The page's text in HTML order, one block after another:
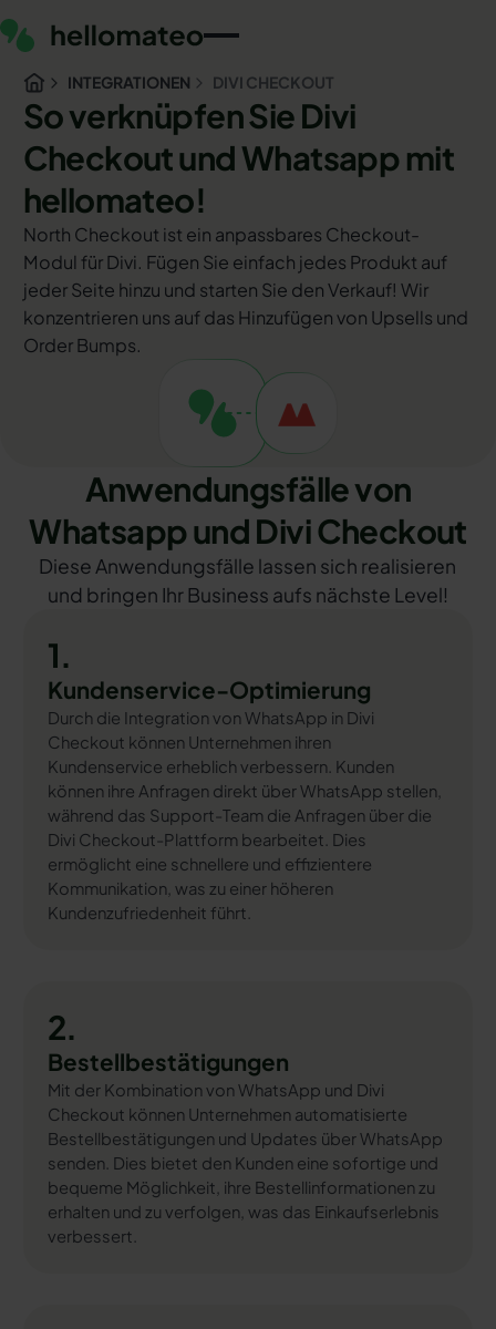
INTEGRATIONEN DIVI CHECKOUT
So verknüpfen Sie Divi
Checkout und Whatsapp mit
hellomateo!
North Checkout ist ein anpassbares Checkout-
Modul für Divi. Fügen Sie einfach jedes Produkt auf
jeder Seite hinzu und starten Sie den Verkauf! Wir
konzentrieren uns auf das Hinzufügen von Upsells und
Order Bumps.
Anwendungsfälle von
Whatsapp und Divi Checkout
Diese Anwendungsfälle lassen sich realisieren
und bringen Ihr Business aufs nächste Level!
1.
Kundenservice-Optimierung
Durch die Integration von WhatsApp in Divi
Checkout können Unternehmen ihren
Kundenservice erheblich verbessern. Kunden
können ihre Anfragen direkt über WhatsApp stellen,
während das Support-Team die Anfragen über die
Divi Checkout-Plattform bearbeitet. Dies
ermöglicht eine schnellere und effizientere
Kommunikation, was zu einer höheren
Kundenzufriedenheit führt.
2.
Bestellbestätigungen
Mit der Kombination von WhatsApp und Divi
Checkout können Unternehmen automatisierte
Bestellbestätigungen und Updates über WhatsApp
senden. Dies bietet den Kunden eine sofortige und
bequeme Möglichkeit, ihre Bestellinformationen zu
erhalten und zu verfolgen, was das Einkaufserlebnis
verbessert.